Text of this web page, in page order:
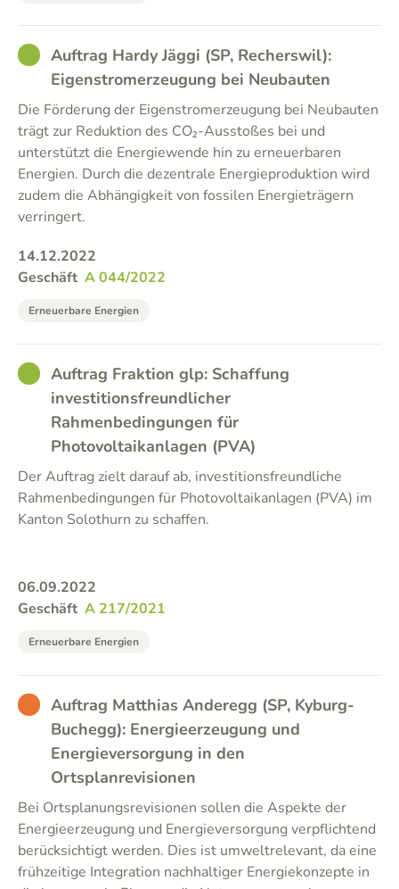
GOODAuftrag Hardy Jäggi (SP, Recherswil):
Eigenstromerzeugung bei Neubauten
Die Förderung der Eigenstromerzeugung bei Neubauten
trägt zur Reduktion des CO₂-Ausstoßes bei und
unterstützt die Energiewende hin zu erneuerbaren
Energien. Durch die dezentrale Energieproduktion wird
zudem die Abhängigkeit von fossilen Energieträgern
verringert.
14.12.2022
Geschäft A 044/2022
Erneuerbare Energien
GOODAuftrag Fraktion glp: Schaffung
investitionsfreundlicher
Rahmenbedingungen für
Photovoltaikanlagen (PVA)
Der Auftrag zielt darauf ab, investitionsfreundliche
Rahmenbedingungen für Photovoltaikanlagen (PVA) im
Kanton Solothurn zu schaffen.
06.09.2022
Geschäft A 217/2021
Erneuerbare Energien
BADAuftrag Matthias Anderegg (SP, Kyburg-
Buchegg): Energieerzeugung und
Energieversorgung in den
Ortsplanrevisionen
Bei Ortsplanungsrevisionen sollen die Aspekte der
Energieerzeugung und Energieversorgung verpflichtend
berücksichtigt werden. Dies ist umweltrelevant, da eine
frühzeitige Integration nachhaltiger Energiekonzepte in